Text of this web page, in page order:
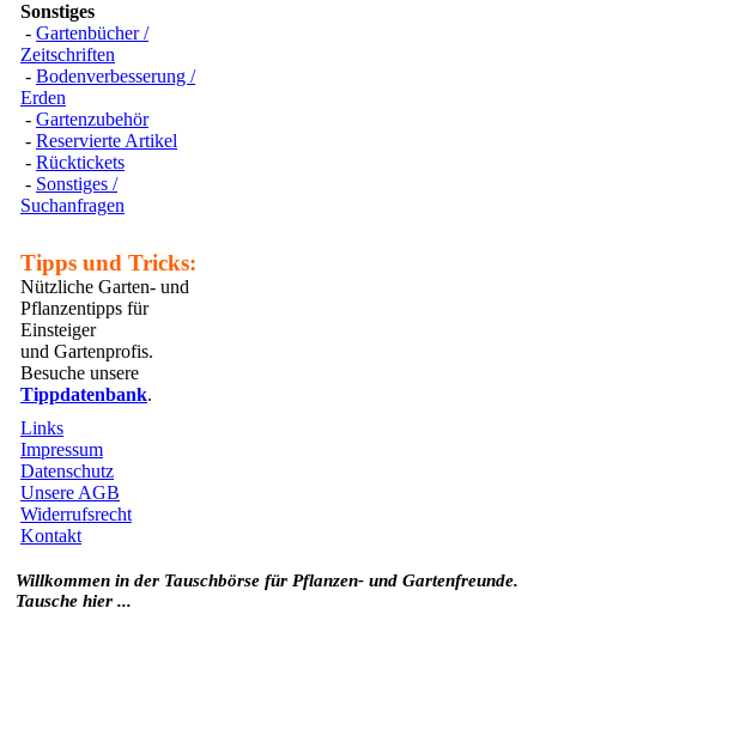
Sonstiges
- Gartenbücher /
Zeitschriften
- Bodenverbesserung /
Erden
- Gartenzubehör
- Reservierte Artikel
- Rücktickets
- Sonstiges /
Suchanfragen
Tipps und Tricks:
Nützliche Garten- und
Pflanzentipps für
Einsteiger
und Gartenprofis.
Besuche unsere
Tippdatenbank.
Links
Impressum
Datenschutz
Unsere AGB
Widerrufsrecht
Kontakt
Willkommen in der Tauschbörse für Pflanzen- und Gartenfreunde.
Tausche hier ...